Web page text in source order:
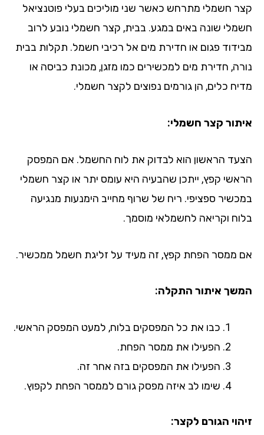
חשמלי מתרחש כאשר שני מוליכים בעלי פוטנציאל
שונה באים במגע. בבית, קצר חשמלי נובע לרוב
פגום או חדירת מים אל רכיבי חשמל. תקלות בבית
חדירת מים למכשירים כמו מזגן, מכונת כביסה או
כלים, הן גורמים נפוצים לקצר חשמלי.
קצר חשמלי:
הראשון הוא לבדוק את לוח החשמל. אם המפסק
קפץ, ייתכן שהבעיה היא עומס יתר או קצר חשמלי
ספציפי. ריח של שרוף מחייב הימנעות מנגיעה
וקריאה לחשמלאי מוסמך.
ממסר הפחת קפץ, זה מעיד על זליגת חשמל ממכשיר.
איתור התקלה:
כבו את כל המפסקים בלוח, למעט המפסק הראשי.
הפעילו את ממסר הפחת.
הפעילו את המפסקים בזה אחר זה.
שימו לב איזה מפסק גורם לממסר הפחת לקפוץ.
הגורם לקצר: